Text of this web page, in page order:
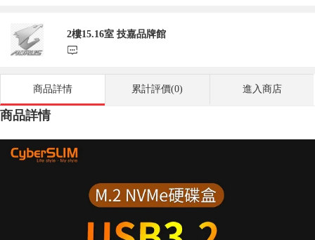
2樓15.16室 技嘉品牌館
󰃨
商品詳情 累計評價(0) 進入商店
商品詳情